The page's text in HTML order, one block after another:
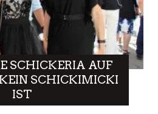
SCHICKERIA AUF
SCHICKIMICKI
IST